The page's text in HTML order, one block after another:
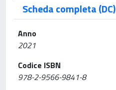
Scheda completa (DC)
Anno
2021
Codice ISBN
978-2-9566-9841-8